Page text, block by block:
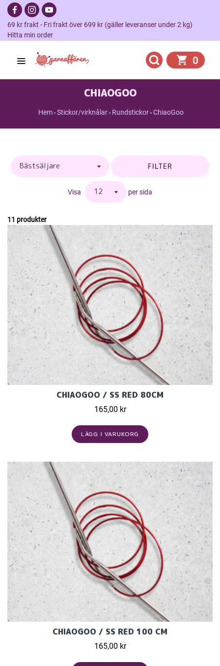
69 kr frakt - Fri frakt över 699 kr (gäller leveranser under 2 kg)
Hitta min order
0
CHIAOGOO
Hem Stickor/virknålar Rundstickor ChiaoGoo
FILTER
Visa per sida
11 produkter
CHIAOGOO / SS RED 80CM
165,00 kr
LÄGG I VARUKORG
CHIAOGOO / SS RED 100 CM
165,00 kr